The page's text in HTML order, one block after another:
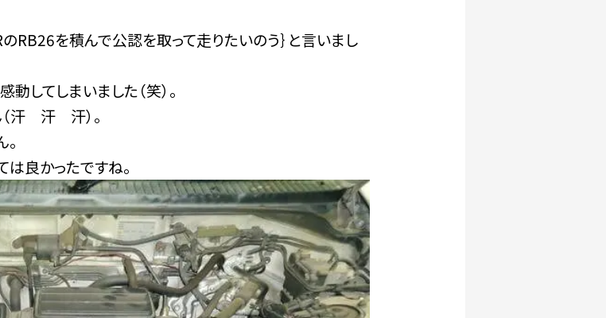
のRB26を積んで公認を取って走りたいのう｝と言いまし
してしまいました（笑）。
（汗 汗 汗）。
良かったですね。